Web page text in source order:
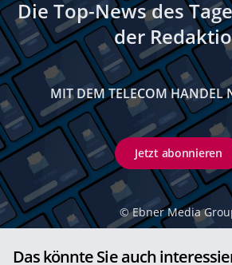
Die Top-News des
der
MIT DEM TELECOM HANDEL
Jetzt abonnieren
© Ebner Media
Das könnte Sie auch